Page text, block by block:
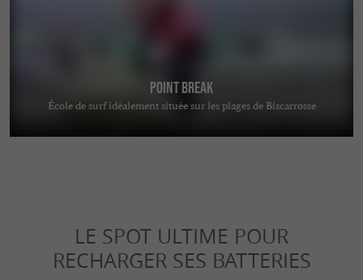
Point Break
École de surf idéalement située sur les plages de Biscarrosse
LE SPOT ULTIME POUR
RECHARGER SES BATTERIES